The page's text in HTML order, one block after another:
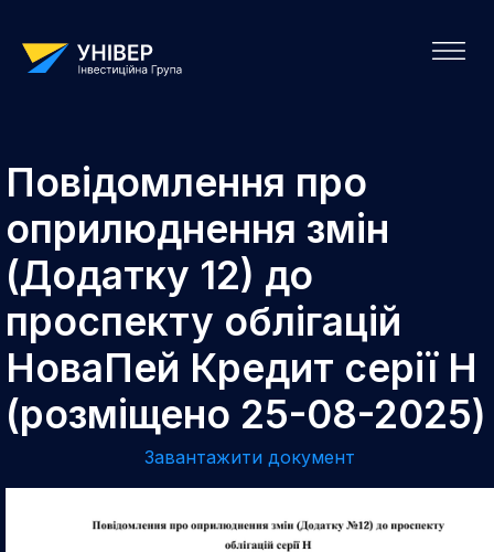
Повідомлення про
оприлюднення змін
(Додатку 12) до
проспекту облігацій
НоваПей Кредит серії H
(розміщено 25-08-2025)
Завантажити документ